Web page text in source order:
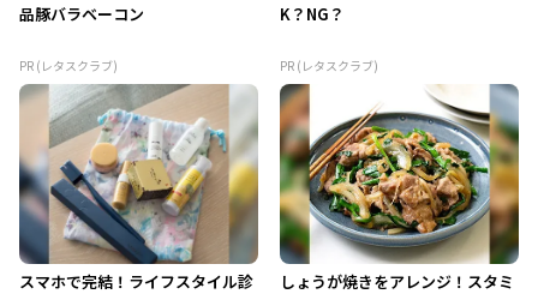
品豚バラベーコン
PR (レタスクラブ)
K？NG？
PR (レタスクラブ)
スマホで完結！ライフスタイル診
しょうが焼きをアレンジ！スタミ